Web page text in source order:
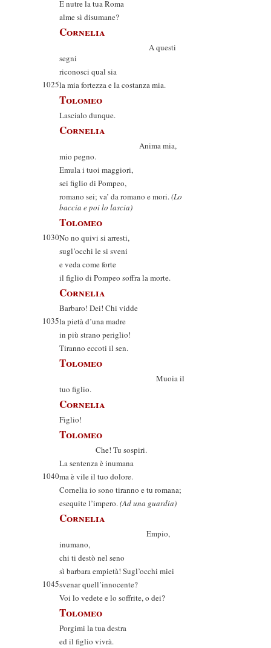
E nutre la tua Roma
alme sì disumane?
Cornelia
A questi
segni
riconosci qual sia
1025la mia fortezza e la costanza mia.
Tolomeo
Lascialo dunque.
Cornelia
Anima mia,
mio pegno.
Emula i tuoi maggiori,
sei figlio di Pompeo,
romano sei; va’ da romano e mori.(Lo
baccia e poi lo lascia)
Tolomeo
1030No no quivi si arresti,
sugl’occhi le si sveni
e veda come forte
il figlio di Pompeo soffra la morte.
Cornelia
Barbaro! Dei! Chi vidde
1035la pietà d’una madre
in più strano periglio!
Tiranno eccoti il sen.
Tolomeo
Muoia il
tuo figlio.
Cornelia
Figlio!
Tolomeo
Che! Tu sospiri.
La sentenza è inumana
1040ma è vile il tuo dolore.
Cornelia io sono tiranno e tu romana;
esequite l’impero.(Ad una guardia)
Cornelia
Empio,
inumano,
chi ti destò nel seno
sì barbara empietà! Sugl’occhi miei
1045svenar quell’innocente?
Voi lo vedete e lo soffrite, o dei?
Tolomeo
Porgimi la tua destra
ed il figlio vivrà.